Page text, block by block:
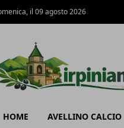
il 09 agosto 2026
HOME AVELLINO CALCIO